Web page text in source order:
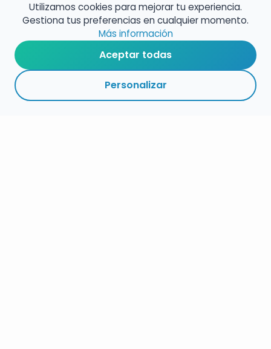
Gracias.
RESUMEN INSCRIPCIÓN DETALLES MÁS
Utilizamos cookies para mejorar tu experiencia.
Gestiona tus preferencias en cualquier momento.
Más información
Aceptar todas
Personalizar